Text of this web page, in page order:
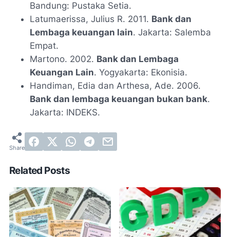
Bandung: Pustaka Setia.
Latumaerissa, Julius R. 2011. Bank dan
Lembaga keuangan lain. Jakarta: Salemba
Empat.
Martono. 2002. Bank dan Lembaga
Keuangan Lain. Yogyakarta: Ekonisia.
Handiman, Edia dan Arthesa, Ade. 2006.
Bank dan lembaga keuangan bukan bank.
Jakarta: INDEKS.
Related Posts